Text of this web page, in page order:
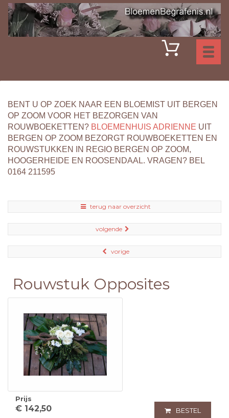
BENT U OP ZOEK NAAR EEN BLOEMIST UIT BERGEN
OP ZOOM VOOR HET BEZORGEN VAN
ROUWBOEKETTEN? BLOEMENHUIS ADRIENNE UIT
BERGEN OP ZOOM BEZORGT ROUWBOEKETTEN EN
ROUWSTUKKEN IN REGIO BERGEN OP ZOOM,
HOOGERHEIDE EN ROOSENDAAL. VRAGEN? BEL
0164 211595
terug naar overzicht
volgende
vorige
Rouwstuk Opposites
Prijs
€ 142,50 BESTEL